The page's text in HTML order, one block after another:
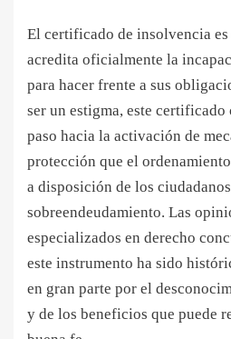
El certificado de insolvencia
acredita oficialmente la
para hacer frente a sus
ser un estigma, este
paso hacia la activación de
protección que el
a disposición de los
sobreendeudamiento. Las
especializados en derecho
este instrumento ha sido
en gran parte por el
y de los beneficios que puede